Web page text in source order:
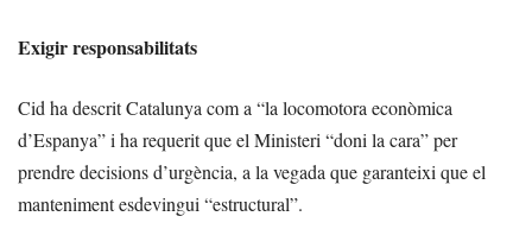
Exigir responsabilitats
Cid ha descrit Catalunya com a “la locomotora econòmica
d’Espanya” i ha requerit que el Ministeri “doni la cara” per
prendre decisions d’urgència, a la vegada que garanteixi que el
manteniment esdevingui “estructural”.